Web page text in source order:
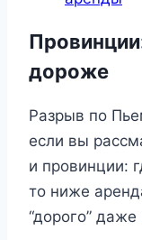
дороже
Разрыв по
если вы
и провинции:
то ниже
“дорого”